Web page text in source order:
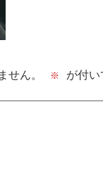
せん。 ※
が付